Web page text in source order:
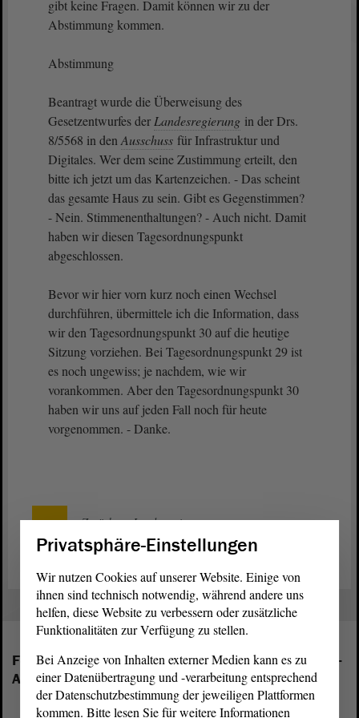
gibt keine Fragen. Damit können wir zu der
Abstimmung kommen.
Abstimmung
Beantragt wurde die Überweisung des
Gesetzentwurfes der Landesregierung in der Drs.
8/5568 in den Ausschuss für Infrastruktur und
Digitales. Wer dem seine Zustimmung erteilt, den
bitte ich jetzt um das Kartenzeichen. - Das scheint
das gesamte Haus zu sein. Gibt es Gegenstimmen?
- Nein. Stimmenenthaltungen? - Auch nicht. Damit
haben wir diesen Tagesordnungspunkt
abgeschlossen.
Bevor wir hier vorn kurz noch einen Wechsel
durchführen, übermittele ich die Information, dass
wir den Tagesordnungspunkt 30 auf die heutige
Sitzung vorziehen. Bei Tagesordnungspunkt 29 ist
es noch ungewiss; je nachdem, wie wir
vorankommen. Aber den Tagesordnungspunkt 30
haben wir uns auf jeden Fall noch für heute
vorgenommen. - Danke.
Zurück zur Landtagssitzung
Folgende Fraktionen sind im Landtag von Sachsen-
Anhalt vertreten:
Privatsphäre-Einstellungen
Wir nutzen Cookies auf unserer Website. Einige von
ihnen sind technisch notwendig, während andere uns
helfen, diese Website zu verbessern oder zusätzliche
Funktionalitäten zur Verfügung zu stellen.
Bei Anzeige von Inhalten externer Medien kann es zu
einer Datenübertragung und -verarbeitung entsprechend
der Datenschutzbestimmung der jeweiligen Plattformen
kommen. Bitte lesen Sie für weitere Informationen